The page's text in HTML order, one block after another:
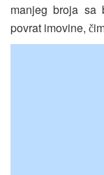
manjeg broja sa
povrat imovine, č